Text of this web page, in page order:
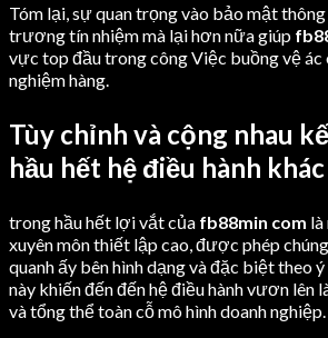
Tóm lại, sự quan trọng vào bảo mật
trương tín nhiệm mà lại hơn nữa giúp
vực top đầu trong công Việc buồng vệ ác
nghiệm hàng.
Tùy chỉnh và cộng nhau
hầu hết hệ điều hành khác
trong hầu hết lợi vắt của fb88min com
xuyên môn thiết lập cao, được phép
quanh ấy bên hình dạng và đặc biệt theo
này khiến đến đến hệ điều hành vươn lên
và tổng thể toàn cỗ mô hình doanh nghiệp.